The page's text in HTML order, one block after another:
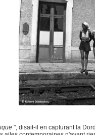
", disait-il en capturant la